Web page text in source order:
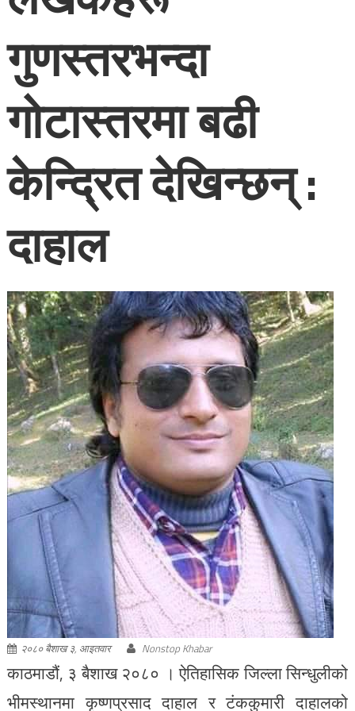
गुणस्तरभन्दा
गोटास्तरमा बढी
केन्द्रित देखिन्छन् :
दाहाल
२०८० बैशाख ३, आइतवार Nonstop Khabar
काठमाडौं, ३ बैशाख २०८० । ऐतिहासिक जिल्ला सिन्धुलीको
भीमस्थानमा कृष्णप्रसाद दाहाल र टंककुमारी दाहालको